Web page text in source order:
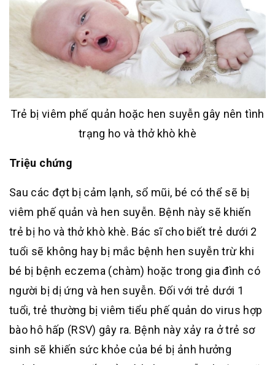
Trẻ bị viêm phế quản hoặc hen suyễn gây nên tình
trạng ho và thở khò khè
Triệu chứng
Sau các đợt bị cảm lạnh, sổ mũi, bé có thể sẽ bị
viêm phế quản và hen suyễn. Bệnh này sẽ khiến
trẻ bị ho và thở khò khè. Bác sĩ cho biết trẻ dưới 2
tuổi sẽ không hay bị mắc bệnh hen suyễn trừ khi
bé bị bệnh eczema (chàm) hoặc trong gia đình có
người bị dị ứng và hen suyễn. Đối với trẻ dưới 1
tuổi, trẻ thường bị viêm tiểu phế quản do virus hợp
bào hô hấp (RSV) gây ra. Bệnh này xảy ra ở trẻ sơ
sinh sẽ khiến sức khỏe của bé bị ảnh hưởng